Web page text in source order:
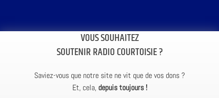
VOUS SOUHAITEZ
SOUTENIR RADIO COURTOISIE ?
Saviez-vous que notre site ne vit que de vos dons ?
Et, cela, depuis toujours !